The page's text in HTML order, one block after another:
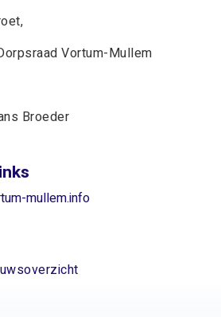
Vortum-Mullem
Broeder
mullem.info